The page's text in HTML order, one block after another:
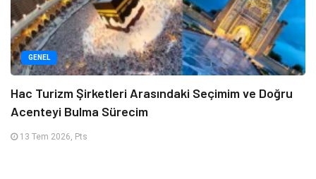
GENEL
Hac Turizm Şirketleri Arasındaki Seçimim ve Doğru
Acenteyi Bulma Sürecim
13 Tem 2026, Pts